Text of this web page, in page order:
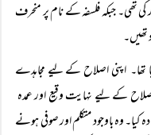
تھی۔ جبکہ فلسفہ کے نام پر منحرف
تھیں۔
تھا۔ اپنی اصلاح کے لیے مجاہدے
کے لیے نہایت وقیع اور عمدہ
وہ باوجود متکلم اور صوفی ہونے